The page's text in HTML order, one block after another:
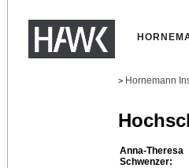
> Hornemann
Anna-Theresa
Schwenzer: